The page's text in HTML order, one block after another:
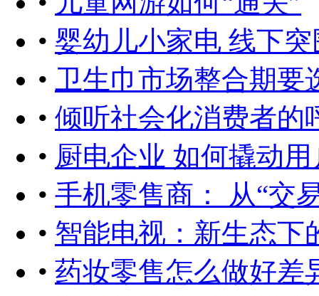
• 婴幼儿小家电 线下突
• 卫生巾市场整合期要
• 倾听社会化消费者的
• 厨电企业 如何撬动
• 手机零售商： 从“交
• 智能电视：新生态下
• 药妆零售怎么做好差